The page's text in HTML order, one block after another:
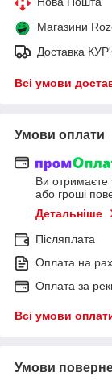
Магазини
Доставка
Всі умови
Умови оплати
Ви отримаєте
або гроші
Детальніше
Післяплата
Оплата на
Оплата за
Всі умови
Умови